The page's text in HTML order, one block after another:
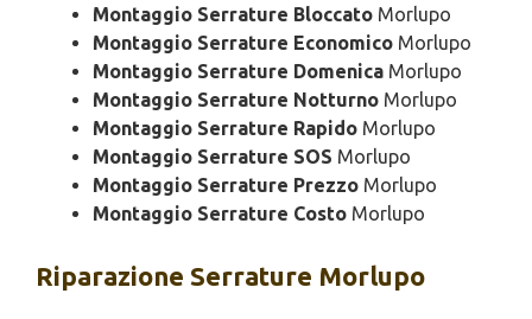
Montaggio Serrature Bloccato Morlupo
Montaggio Serrature Economico Morlupo
Montaggio Serrature Domenica Morlupo
Montaggio Serrature Notturno Morlupo
Montaggio Serrature Rapido Morlupo
Montaggio Serrature SOS Morlupo
Montaggio Serrature Prezzo Morlupo
Montaggio Serrature Costo Morlupo
Riparazione Serrature Morlupo